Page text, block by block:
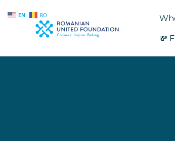
EN RO
Skip to main content
💸